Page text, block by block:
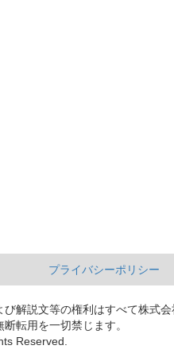
プライバシーポリシー
解説文等の権利はすべて株式
転用を一切禁じます。
Reserved.